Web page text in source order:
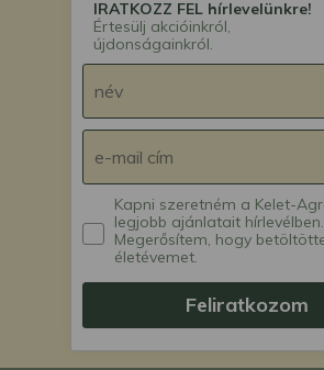
IRATKOZZ FEL hírlevelünkre!
Értesülj akcióinkról,
újdonságainkról.
Kapni szeretném a Kelet-
legjobb ajánlatait hírlevélben.
Megerősítem, hogy
életévemet.
Feliratkozom